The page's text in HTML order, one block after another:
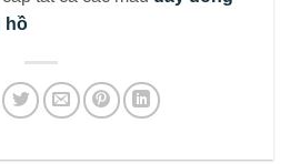
hồ